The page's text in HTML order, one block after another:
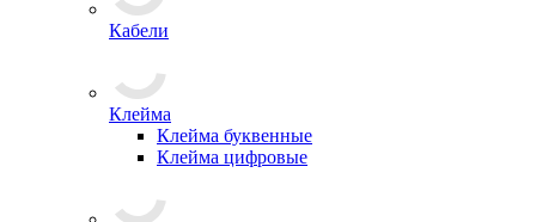
Кабели
Клейма
Клейма буквенные
Клейма цифровые